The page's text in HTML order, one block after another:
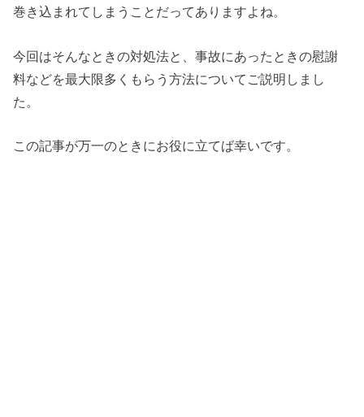
巻き込まれてしまうことだってありますよね。
今回はそんなときの対処法と、事故にあったときの慰謝
料などを最大限多くもらう方法についてご説明しまし
た。
この記事が万一のときにお役に立てば幸いです。